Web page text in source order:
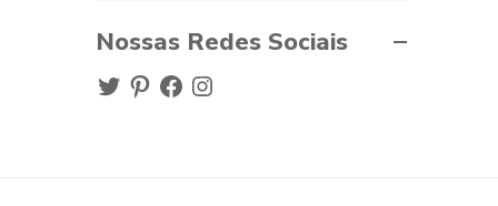
Nossas Redes Sociais